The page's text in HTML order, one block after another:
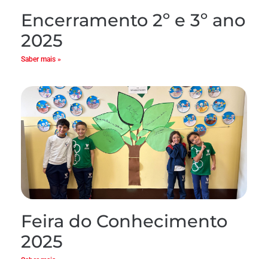
Encerramento 2º e 3º ano
2025
Saber mais »
Feira do Conhecimento
2025